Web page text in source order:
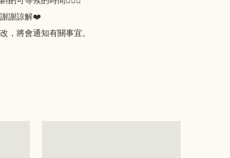
謝諒解❤️
，將會通知有關事宜。